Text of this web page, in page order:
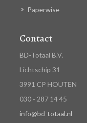
Paperwise
Contact
BD-Totaal B.V.
Lichtschip 31
3991 CP HOUTEN
030 - 287 14 45
info@bd-totaal.nl